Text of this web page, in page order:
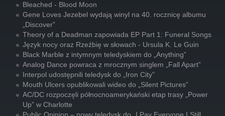
Bleached - Blood Moon
Gene Loves Jezebel wydają winyl na 40. rocznicę albumu
„Discover”
Theory of a Deadman zapowiada EP Part 1: Funeral Songs
Język nocy oraz Rzeźbię w słowach - Ursula K. Le Guin
Black Marble z intymnym teledyskiem do „Anything”
Analog Dance powraca z mrocznym singlem „Fall Apart”
Interpol udostępnili teledysk do „Iron City”
Mouth Ulcers opublikowali wideo do „Silent Pictures”
AC/DC rozpoczęli północnoamerykański etap trasy „Power
Up” w Charlotte